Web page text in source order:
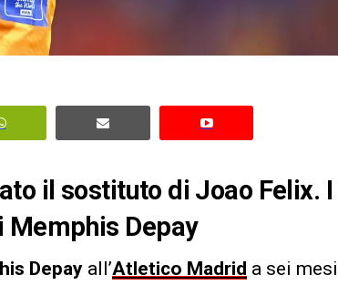
il sostituto di Joao Felix. I
Memphis Depay
Depay all’Atletico Madrid a sei mesi